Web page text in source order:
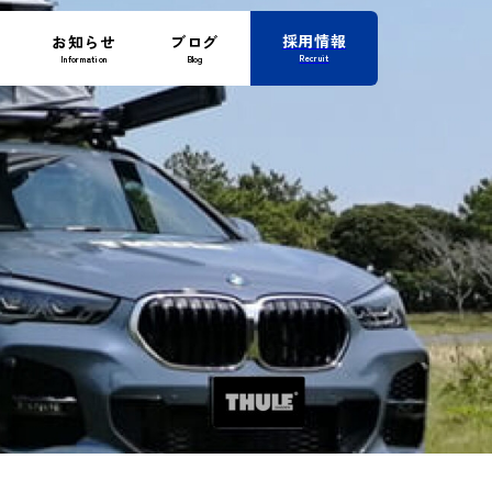
お知らせ
Information
ブログ
Blog
採用情報
Recruit